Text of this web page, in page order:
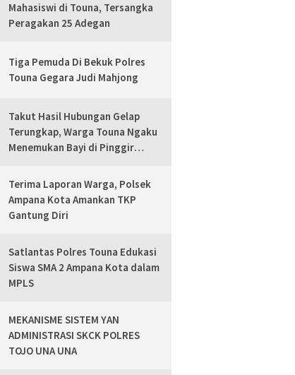
Mahasiswi di Touna, Tersangka
Peragakan 25 Adegan
Tiga Pemuda Di Bekuk Polres
Touna Gegara Judi Mahjong
Takut Hasil Hubungan Gelap
Terungkap, Warga Touna Ngaku
Menemukan Bayi di Pinggir
Terima Laporan Warga, Polsek
Ampana Kota Amankan TKP
Gantung Diri
Satlantas Polres Touna Edukasi
Siswa SMA 2 Ampana Kota dalam
MPLS
MEKANISME SISTEM YAN
ADMINISTRASI SKCK POLRES
TOJO UNA UNA